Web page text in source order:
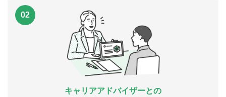
02
キャリアアドバイザーとの